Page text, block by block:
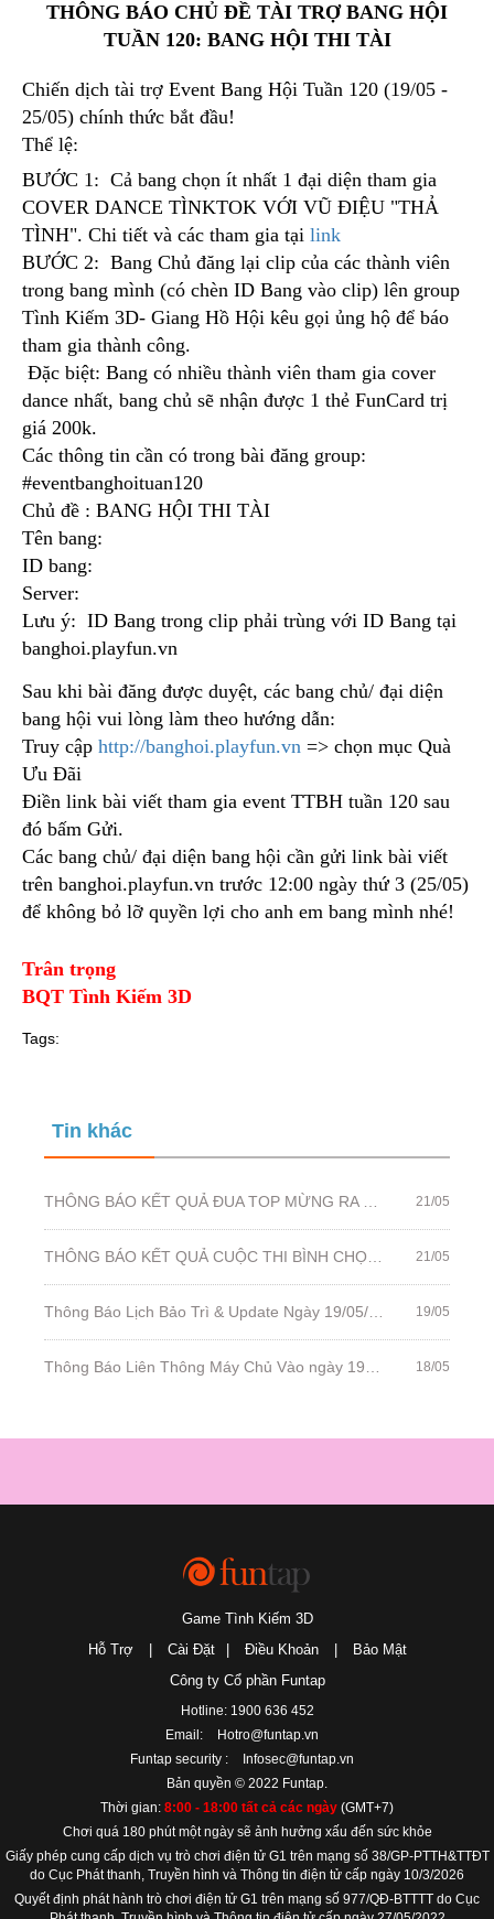
THÔNG BÁO CHỦ ĐỀ TÀI TRỢ BANG HỘI
TUẦN 120: BANG HỘI THI TÀI
Chiến dịch tài trợ Event Bang Hội Tuần 120 (19/05 -
25/05) chính thức bắt đầu!
Thể lệ:
BƯỚC 1: Cả bang chọn ít nhất 1 đại diện tham gia
COVER DANCE TÌNKTOK VỚI VŨ ĐIỆU "THẢ
TÌNH". Chi tiết và các tham gia tại link
BƯỚC 2: Bang Chủ đăng lại clip của các thành viên
trong bang mình (có chèn ID Bang vào clip) lên group
Tình Kiếm 3D- Giang Hồ Hội kêu gọi ủng hộ để báo
tham gia thành công.
Đặc biệt: Bang có nhiều thành viên tham gia cover
dance nhất, bang chủ sẽ nhận được 1 thẻ FunCard trị
giá 200k.
Các thông tin cần có trong bài đăng group:
#eventbanghoituan120
Chủ đề : BANG HỘI THI TÀI
Tên bang:
ID bang:
Server:
Lưu ý: ID Bang trong clip phải trùng với ID Bang tại
banghoi.playfun.vn
Sau khi bài đăng được duyệt, các bang chủ/ đại diện
bang hội vui lòng làm theo hướng dẫn:
Truy cập http://banghoi.playfun.vn => chọn mục Quà
Ưu Đãi
Điền link bài viết tham gia event TTBH tuần 120 sau
đó bấm Gửi.
Các bang chủ/ đại diện bang hội cần gửi link bài viết
trên banghoi.playfun.vn trước 12:00 ngày thứ 3 (25/05)
để không bỏ lỡ quyền lợi cho anh em bang mình nhé!
Trân trọng
BQT Tình Kiếm 3D
Tags:
Tin khác
21/05
21/05
19/05
18/05
Game Tình Kiếm 3D
Hỗ Trợ
Cài Đặt Điều Khoản
Bảo Mật
Công ty Cổ phần Funtap
Hotline: 1900 636 452
Email:
Hotro@funtap.vn
Funtap security :
Infosec@funtap.vn
Bản quyền © 2022 Funtap.
Thời gian: 8:00 - 18:00 tất cả các ngày (GMT+7)
Chơi quá 180 phút một ngày sẽ ảnh hưởng xấu đến sức khỏe
Giấy phép cung cấp dịch vụ trò chơi điện tử G1 trên mạng số 38/GP-PTTH&TTĐT
do Cục Phát thanh, Truyền hình và Thông tin điện tử cấp ngày 10/3/2026
Quyết định phát hành trò chơi điện tử G1 trên mạng số 977/QĐ-BTTTT do Cục